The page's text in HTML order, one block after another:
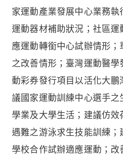
家運動產業發展中心業務
運動器材補助狀況；社區
應運動轉銜中心試辦情形
之改善情形；臺灣運動醫
動彩券發行項目以活化大
議國家運動訓練中心選手之
學業及大學生活；建議仿
遇難之游泳求生技能訓練
學校合作試辦適應運動；